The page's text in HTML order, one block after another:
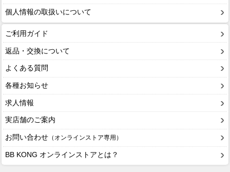
個人情報の取扱いについて
ご利用ガイド
返品・交換について
よくある質問
各種お知らせ
求人情報
実店舗のご案内
お問い合わせ （オンラインストア専用）
BB KONG オンラインストアとは？